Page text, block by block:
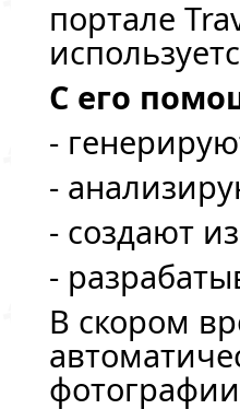
портале
С его
-
-
- создают
-
В скором